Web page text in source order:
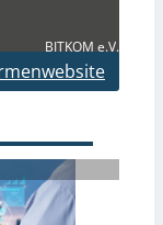
BITKOM e.V.